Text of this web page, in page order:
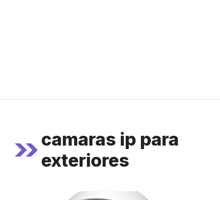
camaras ip para
exteriores